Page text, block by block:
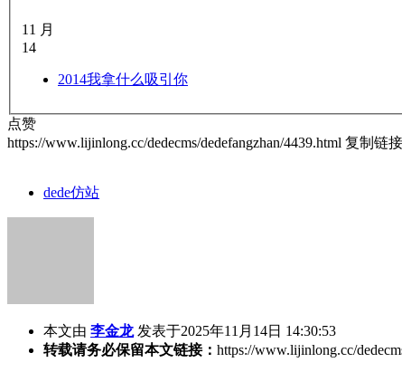
11 月
14
2014我拿什么吸引你
点赞
https://www.lijinlong.cc/dedecms/dedefangzhan/4439.html 复制链接
dede仿站
本文由 李金龙 发表于2025年11月14日 14:30:53
转载请务必保留本文链接： https://www.lijinlong.cc/